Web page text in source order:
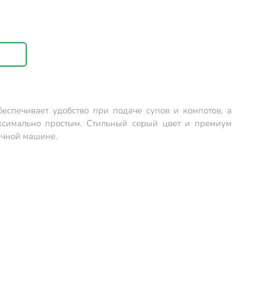
удобство при подаче супов и компотов, а
простым. Стильный серый цвет и премиум
машине.